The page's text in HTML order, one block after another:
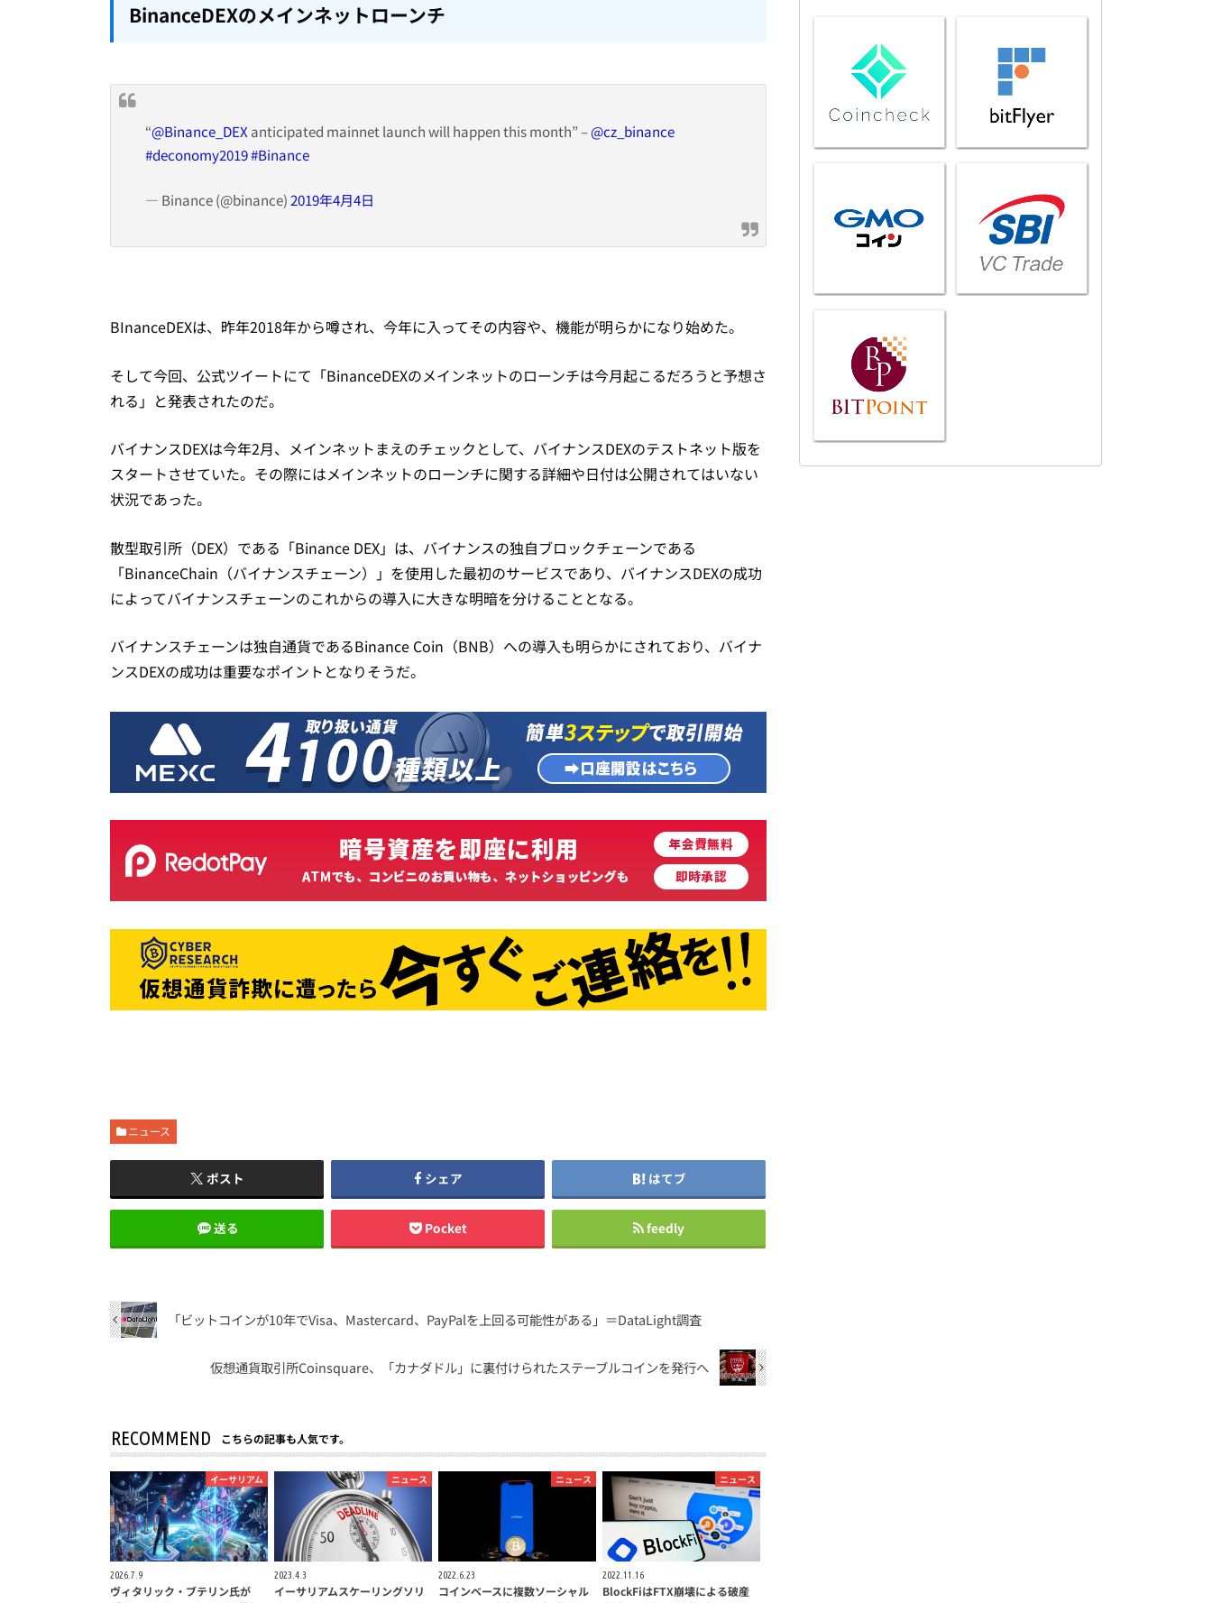
BinanceDEXのメインネットローンチ
“@Binance_DEX anticipated mainnet launch will happen this month” –@cz_binance
#deconomy2019#Binance
— Binance (@binance)2019年4月4日
BInanceDEXは、昨年2018年から噂され、今年に入ってその内容や、機能が明らかになり始めた。
そして今回、公式ツイートにて「BinanceDEXのメインネットのローンチは今月起こるだろうと予想さ
れる」と発表されたのだ。
バイナンスDEXは今年2月、メインネットまえのチェックとして、バイナンスDEXのテストネット版を
スタートさせていた。その際にはメインネットのローンチに関する詳細や日付は公開されてはいない
状況であった。
散型取引所（DEX）である「Binance DEX」は、バイナンスの独自ブロックチェーンである
「BinanceChain（バイナンスチェーン）」を使用した最初のサービスであり、バイナンスDEXの成功
によってバイナンスチェーンのこれからの導入に大きな明暗を分けることとなる。
バイナンスチェーンは独自通貨であるBinance Coin（BNB）への導入も明らかにされており、バイナ
ンスDEXの成功は重要なポイントとなりそうだ。
ニュース
ポスト シェア はてブ
送る Pocket feedly
「ビットコインが10年でVisa、Mastercard、PayPalを上回る可能性がある」＝DataLight調査
仮想通貨取引所Coinsquare、「カナダドル」に裏付けられたステーブルコインを発行へ
RECOMMEND こちらの記事も人気です。
イーサリアム
2026.7.9
ヴィタリック・ブテリン氏が
ニュース
2023.4.3
イーサリアムスケーリングソリ
ニュース
2022.6.23
コインベースに複数ソーシャル
ニュース
2022.11.16
BlockFiはFTX崩壊による破産